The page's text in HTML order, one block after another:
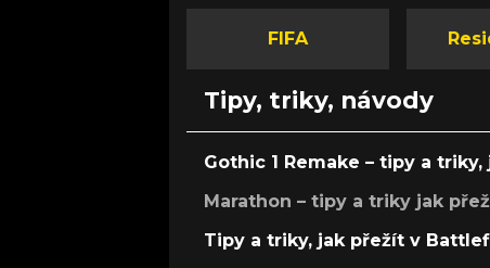
FIFA
Tipy, triky, návody
Gothic 1 Remake – tipy a
Marathon – tipy a triky jak
Tipy a triky, jak přežít v